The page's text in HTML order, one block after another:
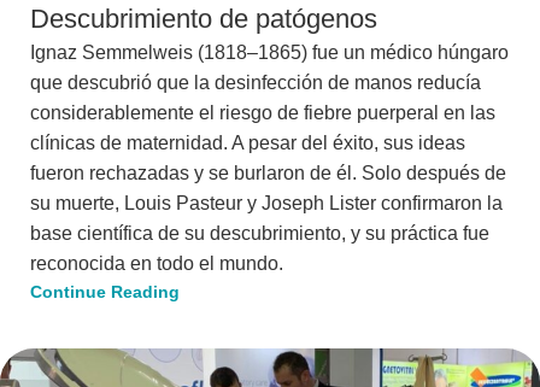
Descubrimiento de patógenos
Ignaz Semmelweis (1818–1865) fue un médico húngaro
que descubrió que la desinfección de manos reducía
considerablemente el riesgo de fiebre puerperal en las
clínicas de maternidad. A pesar del éxito, sus ideas
fueron rechazadas y se burlaron de él. Solo después de
su muerte, Louis Pasteur y Joseph Lister confirmaron la
base científica de su descubrimiento, y su práctica fue
reconocida en todo el mundo.
Continue Reading